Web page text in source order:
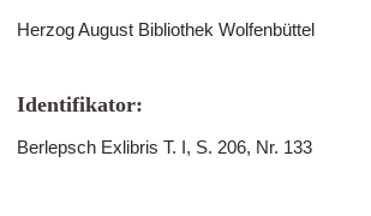
Herzog August Bibliothek Wolfenbüttel
Identifikator:
Berlepsch Exlibris T. I, S. 206, Nr. 133